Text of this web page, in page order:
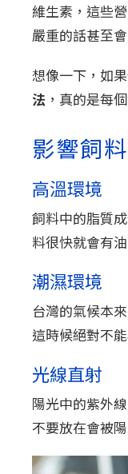
維生素，這些
嚴重的話甚至
想像一下，如
法 ，真的是每
影響飼
高溫環境
飼料中的脂質
料很快就會有
潮濕環境
台灣的氣候本
這時候絕對不
光線直射
陽光中的紫外
不要放在會被